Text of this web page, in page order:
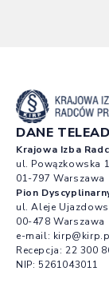
DANE
Krajowa Izba
ul. Powązkowska
01-797 Warszawa
Pion
ul. Aleje
00-478 Warszawa
e-mail:
Recepcja: 22 300
NIP: 5261043011